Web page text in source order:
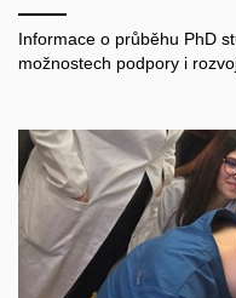
Informace o průběhu PhD
možnostech podpory i